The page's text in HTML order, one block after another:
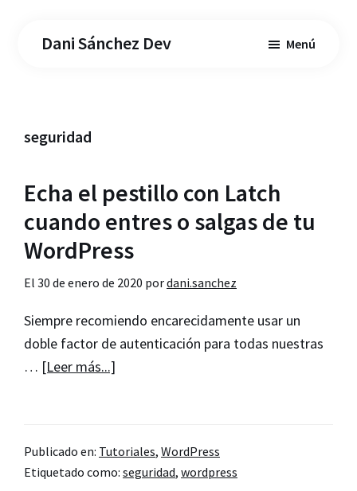
Dani Sánchez Dev Menú
seguridad
Echa el pestillo con Latch
cuando entres o salgas de tu
WordPress
El 30 de enero de 2020 pordani.sanchez
Siempre recomiendo encarecidamente usar un
doble factor de autenticación para todas nuestras
… [Leer más...]
pestillo
con
Publicado en: Tutoriales, WordPress
Etiquetado como: seguridad, wordpress